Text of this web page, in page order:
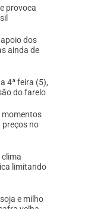
provoca
dos
ainda de
4ª feira (5),
do farelo
momentos
no
limitando
e milho